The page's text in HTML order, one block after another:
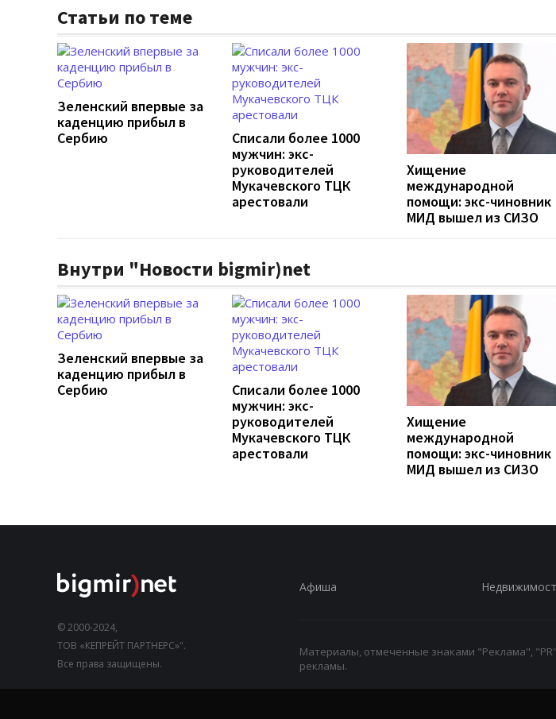
Статьи по теме
Зеленский впервые за
каденцию прибыл в
Сербию
Списали более 1000
мужчин: экс-
руководителей
Мукачевского ТЦК
арестовали
Хищение
международной
помощи: экс-чиновник
МИД вышел из СИЗО
Внутри "Новости bigmir)net
Зеленский впервые за
каденцию прибыл в
Сербию
Списали более 1000
мужчин: экс-
руководителей
Мукачевского ТЦК
арестовали
Хищение
международной
помощи: экс-чиновник
МИД вышел из СИЗО
© 2000-2024,
ТОВ «КЕПРЕЙТ ПАРТНЕРС»".
Все права защищены.
Афиша
Материалы, отмеченные знаками "Реклама",
рекламы.